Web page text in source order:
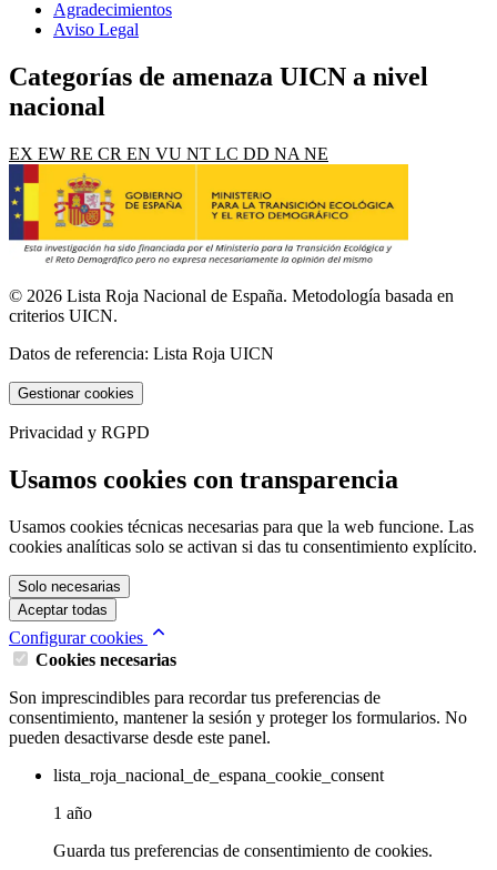
Agradecimientos
Aviso Legal
Categorías de amenaza UICN a nivel
nacional
EX EW RE CR EN VU NT LC DD NA NE
© 2026 Lista Roja Nacional de España. Metodología basada en
criterios UICN.
Datos de referencia: Lista Roja UICN
Gestionar cookies
Privacidad y RGPD
Usamos cookies con transparencia
Usamos cookies técnicas necesarias para que la web funcione. Las
cookies analíticas solo se activan si das tu consentimiento explícito.
Solo necesarias
Aceptar todas
Configurar cookies
Cookies necesarias
Son imprescindibles para recordar tus preferencias de
consentimiento, mantener la sesión y proteger los formularios. No
pueden desactivarse desde este panel.
lista_roja_nacional_de_espana_cookie_consent
1 año
Guarda tus preferencias de consentimiento de cookies.